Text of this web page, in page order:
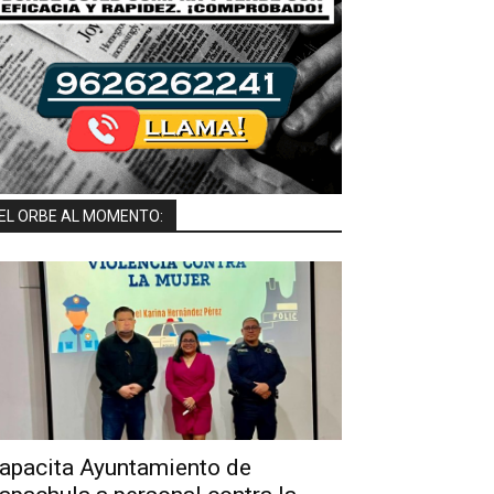
ORBE AL MOMENTO:
Ayuntamiento de